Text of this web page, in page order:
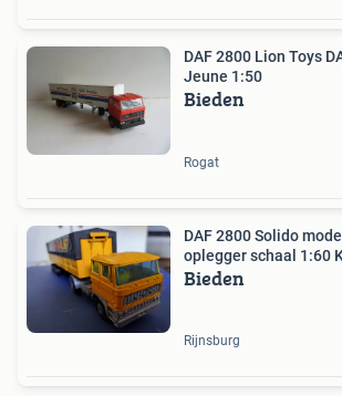
DAF 2800 Lion Toys
Jeune 1:50
Bieden
Rogat
DAF 2800 Solido
oplegger schaal 1:60
Bieden
Rijnsburg